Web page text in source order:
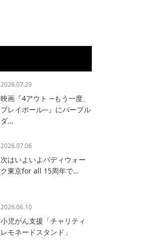
2026.07.29
映画『4アウト ─もう一度、
プレイボール─』にパープル
ダ…
2026.07.06
次はいよいよバディウォー
ク東京for all 15周年で…
2026.06.10
小児がん支援「チャリティ
レモネードスタンド」